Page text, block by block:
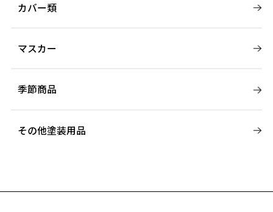
カバー類
マスカー
季節商品
その他塗装用品